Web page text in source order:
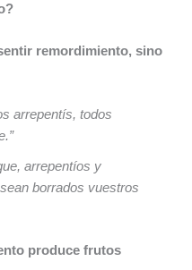
remordimiento, sino
arrepentís, todos
arrepentíos y
borrados vuestros
produce frutos